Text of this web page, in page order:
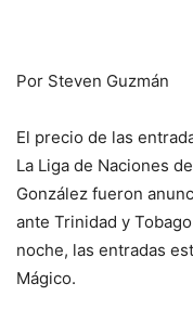
Por Steven Guzmán
El precio de las
La Liga de Naciones
González fueron
ante Trinidad y
noche, las entradas
Mágico.